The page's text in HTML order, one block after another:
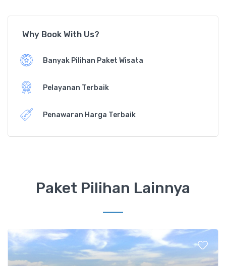
Why Book With Us?
Banyak Pilihan Paket Wisata
Pelayanan Terbaik
Penawaran Harga Terbaik
Paket Pilihan Lainnya